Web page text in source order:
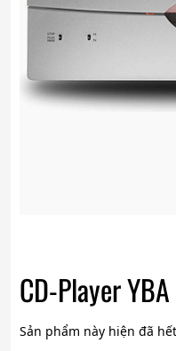
CD-Player
Sản phẩm này hiện đã